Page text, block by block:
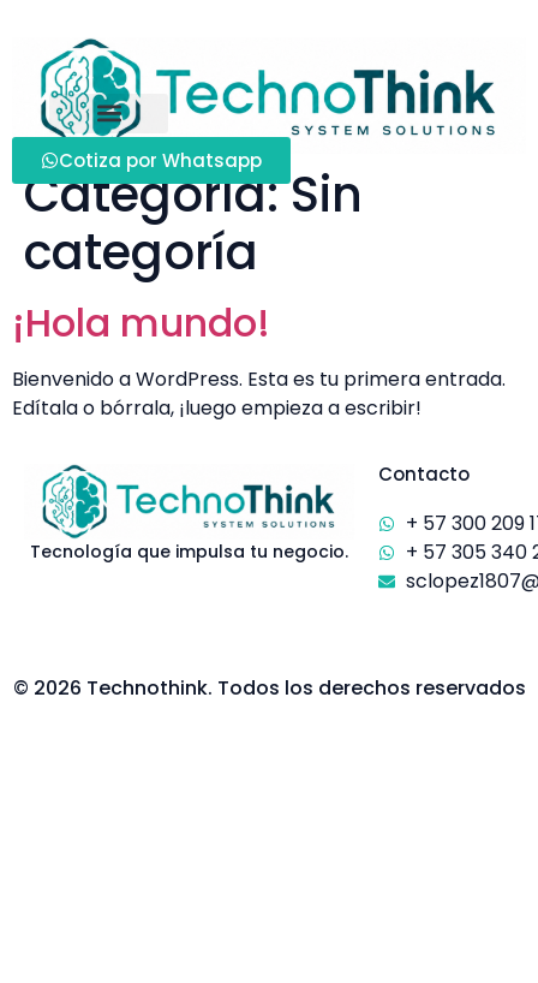
Cotiza por Whatsapp
Categoría:Sin
categoría
¡Hola mundo!
Bienvenido a WordPress. Esta es tu primera entrada.
Edítala o bórrala, ¡luego empieza a escribir!
Tecnología que impulsa tu negocio.
Contacto
+ 57 300 209
+ 57 305 340
© 2026 Technothink. Todos los derechos reservados